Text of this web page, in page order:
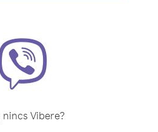
nincs Vibere?